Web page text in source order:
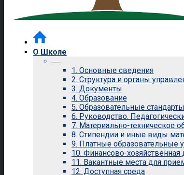
О Школе
—
1. Основные сведения
2. Структура и органы
3. Документы
4. Образование
5. Образовательные стандарты
6. Руководство.
7. Материально-техническое
8. Стипендии и иные виды
9. Платные образовательные
10. Финансово-хозяйственная
11. Вакантные места для
12. Доступная среда